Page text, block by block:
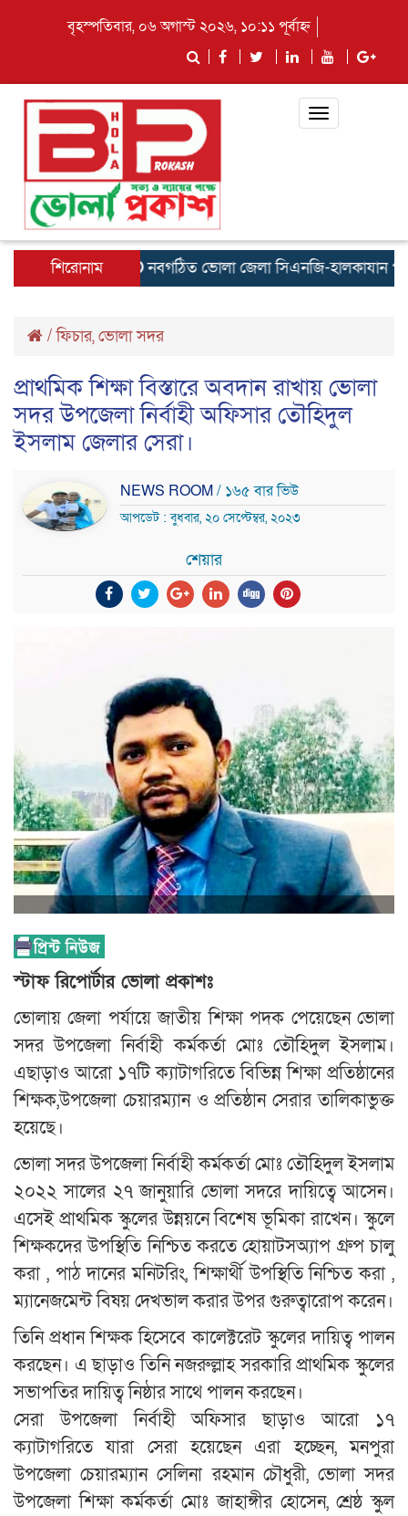
বৃহস্পতিবার, ০৬ অগাস্ট ২০২৬, ১০:১১ পূর্বাহ্ন
Toggle
শিরোনাম নবগঠিত ভোলা জেলা সিএনজি-হালকাযান পরিবহন
/ফিচার,ভোলা সদর
প্রাথমিক শিক্ষা বিস্তারে অবদান রাখায় ভোলা
সদর উপজেলা নির্বাহী অফিসার তৌহিদুল
ইসলাম জেলার সেরা।
NEWS ROOM/ ১৬৫ বার ভিউ
আপডেট : বুধবার, ২০ সেপ্টেম্বর, ২০২৩
শেয়ার
স্টাফ রিপোর্টার ভোলা প্রকাশঃ
ভোলায় জেলা পর্যায়ে জাতীয় শিক্ষা পদক পেয়েছেন ভোলা
সদর উপজেলা নির্বাহী কর্মকর্তা মোঃ তৌহিদুল ইসলাম।
এছাড়াও আরো ১৭টি ক্যাটাগরিতে বিভিন্ন শিক্ষা প্রতিষ্ঠানের
শিক্ষক,উপজেলা চেয়ারম্যান ও প্রতিষ্ঠান সেরার তালিকাভুক্ত
হয়েছে।
ভোলা সদর উপজেলা নির্বাহী কর্মকর্তা মোঃ তৌহিদুল ইসলাম
২০২২ সালের ২৭ জানুয়ারি ভোলা সদরে দায়িত্বে আসেন।
এসেই প্রাথমিক স্কুলের উন্নয়নে বিশেষ ভূমিকা রাখেন। স্কুলে
শিক্ষকদের উপস্থিতি নিশ্চিত করতে হোয়াটসঅ্যাপ গ্রুপ চালু
করা , পাঠ দানের মনিটরিং, শিক্ষার্থী উপস্থিতি নিশ্চিত করা ,
ম্যানেজমেন্ট বিষয় দেখভাল করার উপর গুরুত্বারোপ করেন।
তিনি প্রধান শিক্ষক হিসেবে কালেক্টরেট স্কুলের দায়িত্ব পালন
করছেন। এ ছাড়াও তিনি নজরুল্লাহ সরকারি প্রাথমিক স্কুলের
সভাপতির দায়িত্ব নিষ্ঠার সাথে পালন করছেন।
সেরা উপজেলা নির্বাহী অফিসার ছাড়াও আরো ১৭
ক্যাটাগরিতে যারা সেরা হয়েছেন এরা হচ্ছেন, মনপুরা
উপজেলা চেয়ারম্যান সেলিনা রহমান চৌধুরী, ভোলা সদর
উপজেলা শিক্ষা কর্মকর্তা মোঃ জাহাঙ্গীর হোসেন, শ্রেষ্ঠ স্কুল